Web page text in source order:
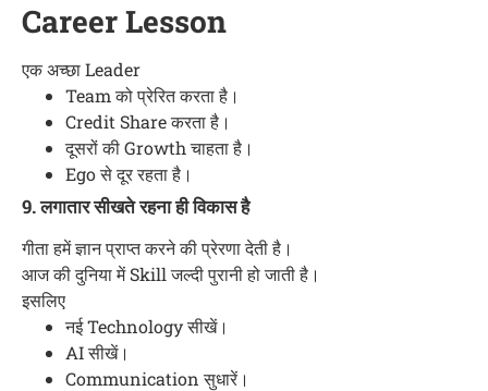
Career Lesson
एक अच्छा Leader
Team को प्रेरित करता है।
Credit Share करता है।
दूसरों की Growth चाहता है।
Ego से दूर रहता है।
9. लगातार सीखते रहना ही विकास है
गीता हमें ज्ञान प्राप्त करने की प्रेरणा देती है।
आज की दुनिया में Skill जल्दी पुरानी हो जाती है।
इसलिए
नई Technology सीखें।
AI सीखें।
Communication सुधारें।